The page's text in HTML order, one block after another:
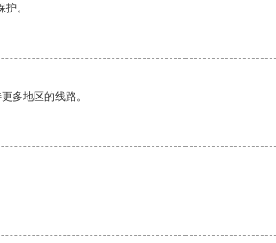
。
多地区的线路。